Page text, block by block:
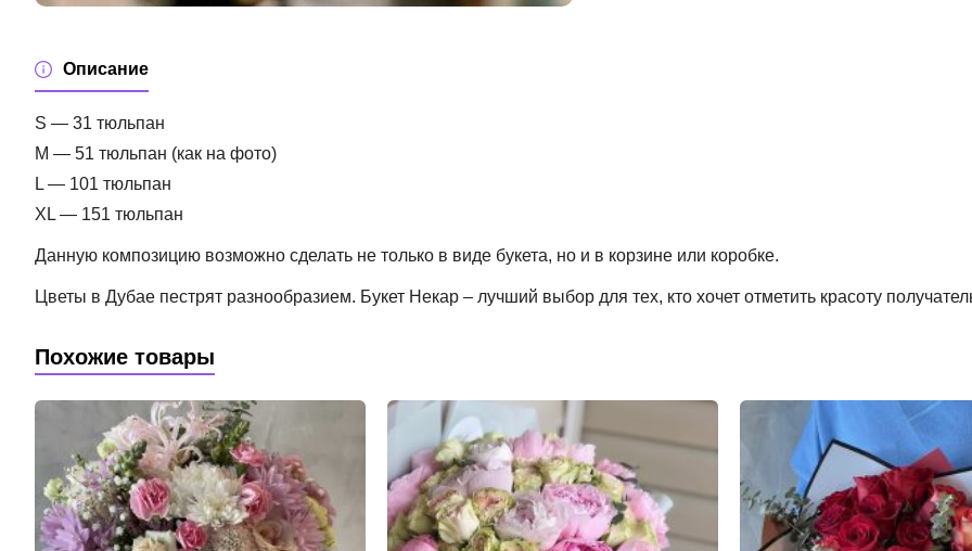
Описание
S — 31 тюльпан
M — 51 тюльпан (как на фото)
L — 101 тюльпан
XL — 151 тюльпан
Данную композицию возможно сделать не только в виде букета, но и в корзине или коробке.
Цветы в Дубае пестрят разнообразием. Букет Некар – лучший выбор для тех, кто хочет отметить красоту
Похожие товары